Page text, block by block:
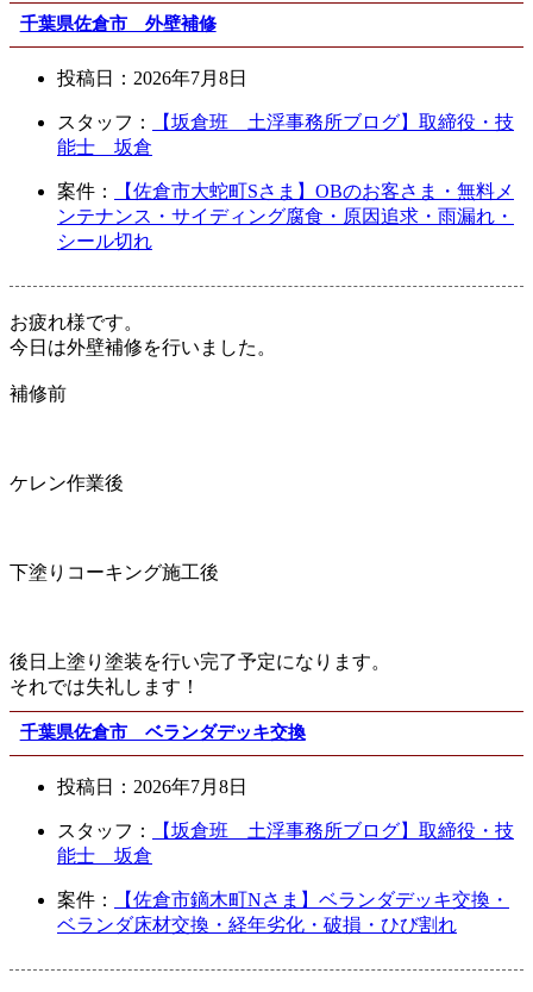
千葉県佐倉市 外壁補修
投稿日： 2026年7月8日
スタッフ：
【坂倉班 土浮事務所ブログ】取締役・技
能士 坂倉
案件：
【佐倉市大蛇町Sさま】OBのお客さま・無料メ
ンテナンス・サイディング腐食・原因追求・雨漏れ・
シール切れ
お疲れ様です。
今日は外壁補修を行いました。
補修前
ケレン作業後
下塗りコーキング施工後
後日上塗り塗装を行い完了予定になります。
それでは失礼します！
千葉県佐倉市 ベランダデッキ交換
投稿日： 2026年7月8日
スタッフ：
【坂倉班 土浮事務所ブログ】取締役・技
能士 坂倉
案件：
【佐倉市鏑木町Nさま】ベランダデッキ交換・
ベランダ床材交換・経年劣化・破損・ひび割れ